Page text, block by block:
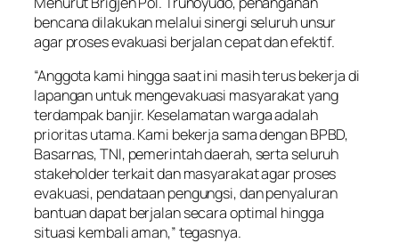
bencana dilakukan melalui sinergi seluruh unsur
agar proses evakuasi berjalan cepat dan efektif.
“Anggota kami hingga saat ini masih terus bekerja di
lapangan untuk mengevakuasi masyarakat yang
terdampak banjir. Keselamatan warga adalah
prioritas utama. Kami bekerja sama dengan BPBD,
Basarnas, TNI, pemerintah daerah, serta seluruh
stakeholder terkait dan masyarakat agar proses
evakuasi, pendataan pengungsi, dan penyaluran
bantuan dapat berjalan secara optimal hingga
situasi kembali aman,” tegasnya.